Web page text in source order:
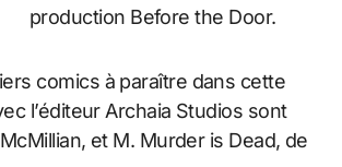
production Before the Door.
comics à paraître dans cette
l’éditeur Archaia Studios sont
et M. Murder is Dead, de